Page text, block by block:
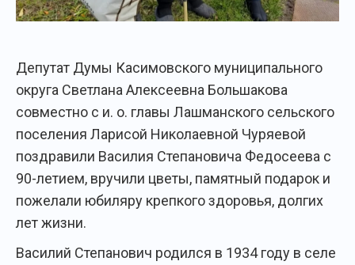
Депутат Думы Касимовского муниципального
округа Светлана Алексеевна Большакова
совместно с и. о. главы Лашманского сельского
поселения Ларисой Николаевной Чуряевой
поздравили Василия Степановича Федосеева с
90-летием, вручили цветы, памятный подарок и
пожелали юбиляру крепкого здоровья, долгих
лет жизни.
Василий Степанович родился в 1934 году в селе